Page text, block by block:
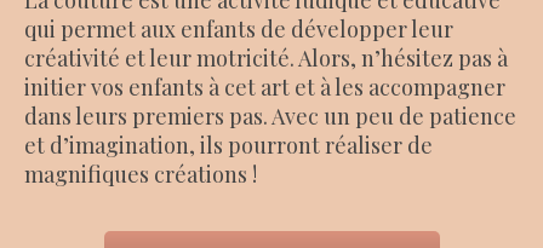
qui permet aux enfants de développer leur
créativité et leur motricité. Alors, n’hésitez pas à
initier vos enfants à cet art et à les accompagner
dans leurs premiers pas. Avec un peu de patience
et d’imagination, ils pourront réaliser de
magnifiques créations !